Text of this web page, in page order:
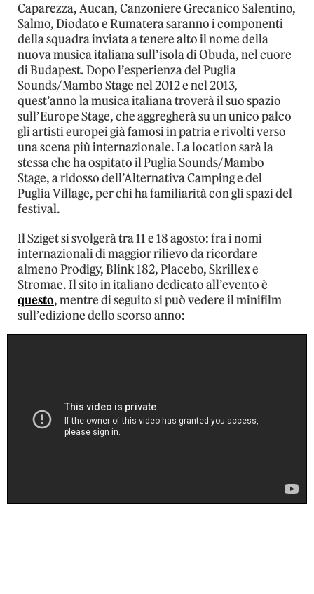
Caparezza, Aucan, Canzoniere Grecanico Salentino,
Salmo, Diodato e Rumatera saranno i componenti
della squadra inviata a tenere alto il nome della
nuova musica italiana sull’isola di Obuda, nel cuore
di Budapest. Dopo l’esperienza del Puglia
Sounds/Mambo Stage nel 2012 e nel 2013,
quest’anno la musica italiana troverà il suo spazio
sull’Europe Stage, che aggregherà su un unico palco
gli artisti europei già famosi in patria e rivolti verso
una scena più internazionale. La location sarà la
stessa che ha ospitato il Puglia Sounds/Mambo
Stage, a ridosso dell’Alternativa Camping e del
Puglia Village, per chi ha familiarità con gli spazi del
festival.
Il Sziget si svolgerà tra 11 e 18 agosto: fra i nomi
internazionali di maggior rilievo da ricordare
almeno Prodigy, Blink 182, Placebo, Skrillex e
Stromae. Il sito in italiano dedicato all’evento è
questo, mentre di seguito si può vedere il minifilm
sull’edizione dello scorso anno: